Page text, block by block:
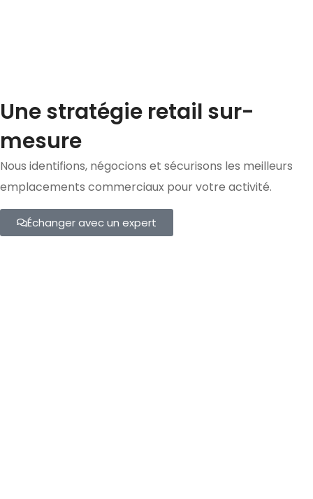
Une stratégie retail sur-
mesure
Nous identifions, négocions et sécurisons les meilleurs
emplacements commerciaux pour votre activité.
Échanger avec un expert